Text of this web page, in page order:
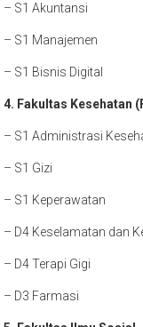
– S1 Akuntansi
– S1 Manajemen
– S1 Bisnis Digital
4. Fakultas Kesehatan
– S1 Administrasi
– S1 Gizi
– S1 Keperawatan
– D4 Keselamatan dan
– D4 Terapi Gigi
– D3 Farmasi